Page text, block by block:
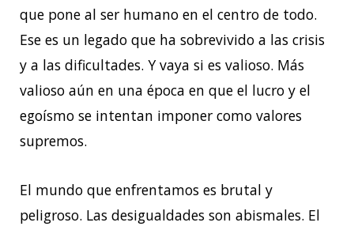
que pone al ser humano en el centro de todo.
Ese es un legado que ha sobrevivido a las crisis
y a las dificultades. Y vaya si es valioso. Más
valioso aún en una época en que el lucro y el
egoísmo se intentan imponer como valores
supremos.
El mundo que enfrentamos es brutal y
peligroso. Las desigualdades son abismales. El